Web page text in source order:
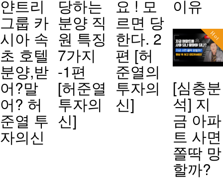
얀트리
그룹 카
시아 속
초 호텔
분양,받
어?말
어? 허
준열 투
자의신
당하는
분양 직
원 특징
7가지
-1편
[허준열
투자의
신]
요 ! 모
르면 당
한다. 2
편 [허
준열의
투자의
신]
이유
Hot
[심층분
석] 지
금 아파
트 사면
쫄딱 망
할까?